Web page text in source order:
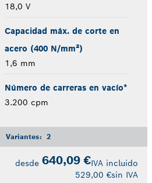
18,0 V
Capacidad máx. de corte en
acero (400 N/mm²)
1,6 mm
Número de carreras en vacío*
3.200 cpm
Variantes: 2
desde 640,09 €IVA incluido
529,00 €sin IVA